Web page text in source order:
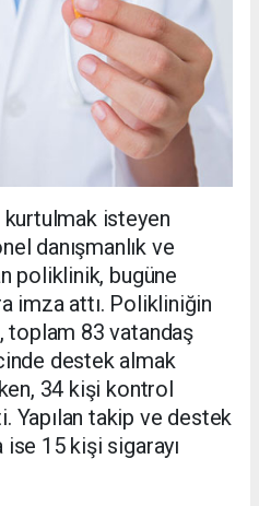
kurtulmak isteyen
danışmanlık ve
poliklinik, bugüne
imza attı. Polikliniğin
toplam 83 vatandaş
destek almak
34 kişi kontrol
Yapılan takip ve destek
ise 15 kişi sigarayı